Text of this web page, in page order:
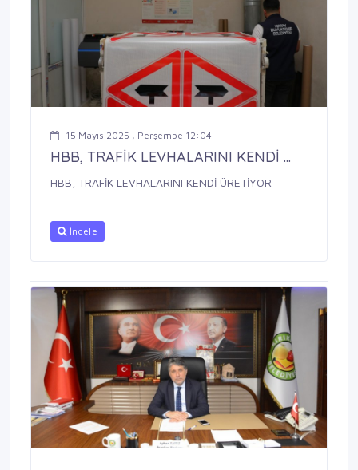
15 Mayıs 2025 , Perşembe 12:04
HBB, TRAFİK LEVHALARINI KENDİ ...
HBB, TRAFİK LEVHALARINI KENDİ ÜRETİYOR
İncele